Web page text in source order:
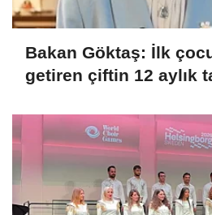
Bakan Göktaş: İlk
getiren çiftin 12 aylık